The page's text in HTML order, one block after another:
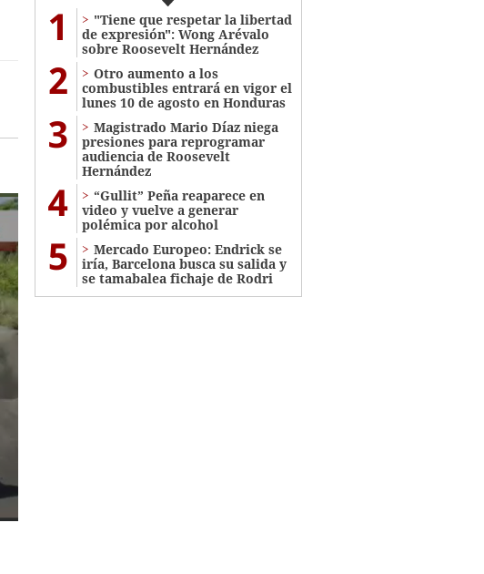
1
"Tiene que respetar la libertad
de expresión": Wong Arévalo
sobre Roosevelt Hernández
2
Otro aumento a los
combustibles entrará en vigor el
lunes 10 de agosto en Honduras
3
Magistrado Mario Díaz niega
presiones para reprogramar
audiencia de Roosevelt
Hernández
4
“Gullit” Peña reaparece en
video y vuelve a generar
polémica por alcohol
5
Mercado Europeo: Endrick se
iría, Barcelona busca su salida y
se tamabalea fichaje de Rodri